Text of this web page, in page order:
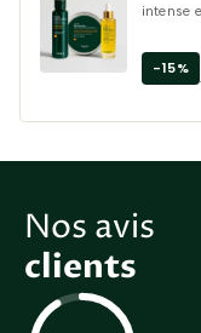
intense
-15%
Nos avis
clients